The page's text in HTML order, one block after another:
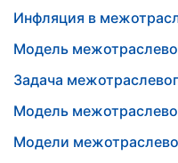
Инфляция в
Модель
Задача
Модель
Модели